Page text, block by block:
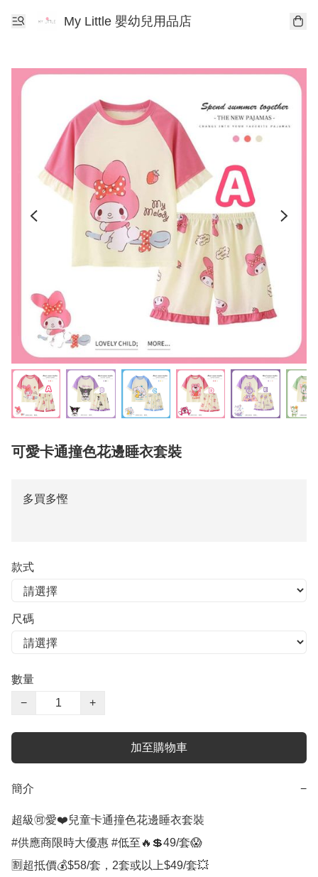
My Little 嬰幼兒用品店
可愛卡通撞色花邊睡衣套裝
多買多慳
款式
尺碼
數量
−
+
加至購物車
簡介 −
超級🉑️愛❤️兒童卡通撞色花邊睡衣套裝
#供應商限時大優惠 #低至🔥💲49/套😱
🈹超抵價💰$58/套，2套或以上$49/套💥